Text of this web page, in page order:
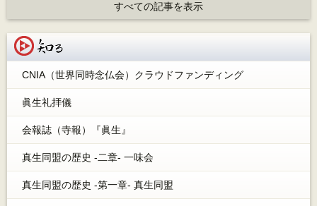
すべての記事を表示
CNIA（世界同時念仏会）クラウドファンディング
眞生礼拝儀
会報誌（寺報）『眞生』
真生同盟の歴史 -二章- 一味会
真生同盟の歴史 -第一章- 真生同盟